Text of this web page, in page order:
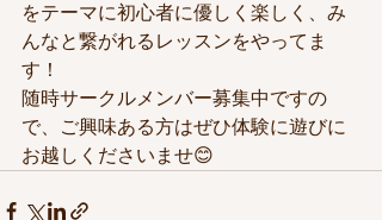
をテーマに初心者に優しく楽しく、み
んなと繋がれるレッスンをやってま
す！
随時サークルメンバー募集中ですの
で、ご興味ある方はぜひ体験に遊びに
お越しくださいませ😊